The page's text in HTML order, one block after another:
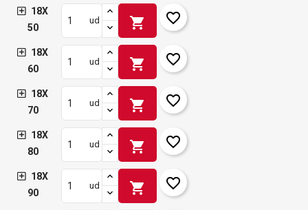
18X
50
ud shopping_cart favorite_border
18X
60
ud shopping_cart favorite_border
18X
70
ud shopping_cart favorite_border
18X
80
ud shopping_cart favorite_border
18X
90
ud shopping_cart favorite_border